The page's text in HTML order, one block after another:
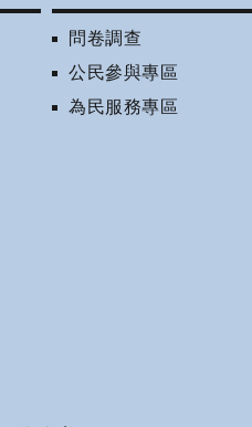
問卷調查
公民參與專區
為民服務專區